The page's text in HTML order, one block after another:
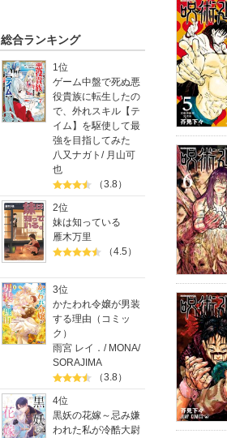
総合ランキング
1位
ゲーム中盤で死ぬ悪
役貴族に転生したの
で、外れスキル【テ
イム】を駆使して最
強を目指してみた
八又ナガト / 月山可
也
（3.8）
2位
妹は知っている
雁木万里
（4.5）
3位
かたわれ令嬢が男装
する理由（コミッ
ク）
雨宮 レイ． / MONA/
SORAJIMA
（3.8）
4位
黒妖の花嫁～忌み嫌
われた私が冷酷大尉